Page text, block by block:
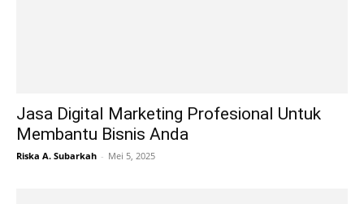
Jasa Digital Marketing Profesional Untuk
Membantu Bisnis Anda
Riska A. Subarkah - Mei 5, 2025